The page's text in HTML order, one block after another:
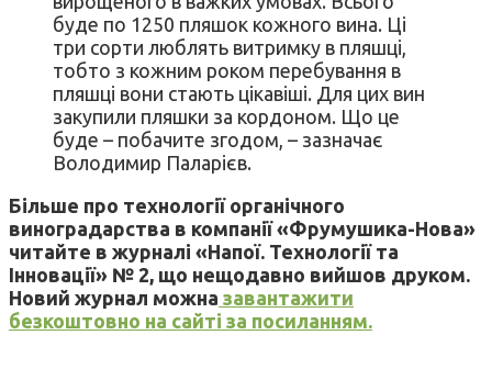
буде по 1250 пляшок кожного вина. Ці
три сорти люблять витримку в пляшці,
тобто з кожним роком перебування в
пляшці вони стають цікавіші. Для цих вин
закупили пляшки за кордоном. Що це
буде – побачите згодом, – зазначає
Володимир Паларієв.
Більше про технології органічного
виноградарства в компанії «Фрумушика-Нова»
читайте в журналі «Напої. Технології та
Інновації» № 2, що нещодавно вийшов друком.
Новий журнал можна завантажити
безкоштовно на сайті за посиланням.